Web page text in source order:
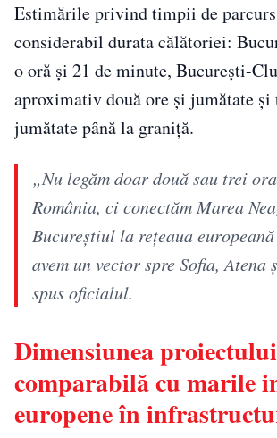
Estimările privind timpii de
considerabil durata călătoriei:
o oră și 21 de minute, București-
aproximativ două ore și jumătate și
jumătate până la graniță.
„Nu legăm doar două sau trei
România, ci conectăm Marea
Bucureştiul la reţeaua
avem un vector spre Sofia,
spus oficialul.
Dimensiunea
comparabilă cu marile
europene în